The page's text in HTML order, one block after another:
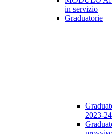
in servizio
Graduatorie
2023-24